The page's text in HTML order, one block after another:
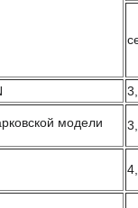
модели